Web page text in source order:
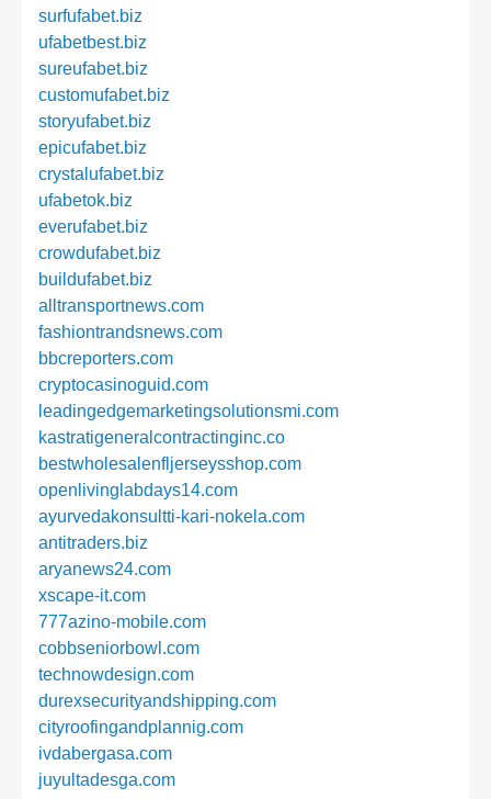
surfufabet.biz
ufabetbest.biz
sureufabet.biz
customufabet.biz
storyufabet.biz
epicufabet.biz
crystalufabet.biz
ufabetok.biz
everufabet.biz
crowdufabet.biz
buildufabet.biz
alltransportnews.com
fashiontrandsnews.com
bbcreporters.com
cryptocasinoguid.com
leadingedgemarketingsolutionsmi.com
kastratigeneralcontractinginc.co
bestwholesalenfljerseysshop.com
openlivinglabdays14.com
ayurvedakonsultti-kari-nokela.com
antitraders.biz
aryanews24.com
xscape-it.com
777azino-mobile.com
cobbseniorbowl.com
technowdesign.com
durexsecurityandshipping.com
cityroofingandplannig.com
ivdabergasa.com
juyultadesga.com